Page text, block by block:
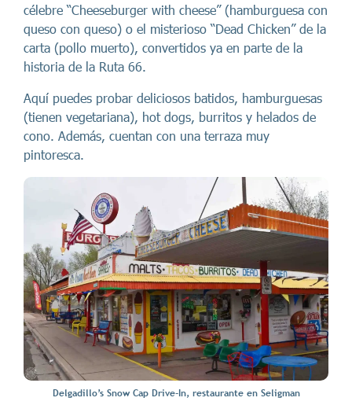
célebre “Cheeseburger with cheese” (hamburguesa con
queso con queso) o el misterioso “Dead Chicken” de la
carta (pollo muerto), convertidos ya en parte de la
historia de la Ruta 66.
Aquí puedes probar deliciosos batidos, hamburguesas
(tienen vegetariana), hot dogs, burritos y helados de
cono. Además, cuentan con una terraza muy
pintoresca.
Delgadillo’s Snow Cap Drive-In, restaurante en Seligman